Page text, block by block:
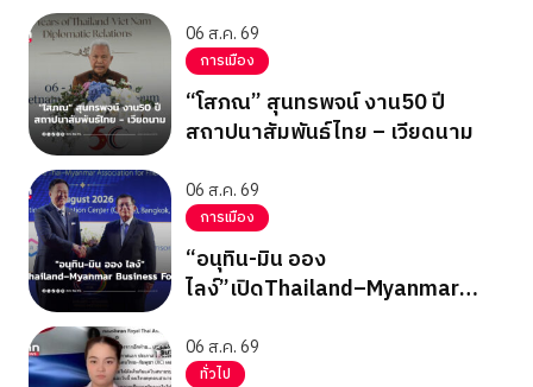
06 ส.ค. 69
การเมือง
“โสภณ” สุนทรพจน์ งาน50 ปี
สถาปนาสัมพันธ์ไทย – เวียดนาม
06 ส.ค. 69
การเมือง
“อนุทิน-มิน ออง
ไลง์”เปิดThailand–Myanmar
06 ส.ค. 69
ทั่วไป